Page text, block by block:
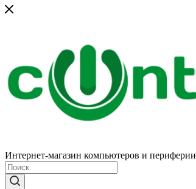
Интернет-магазин компьютеров и периферии